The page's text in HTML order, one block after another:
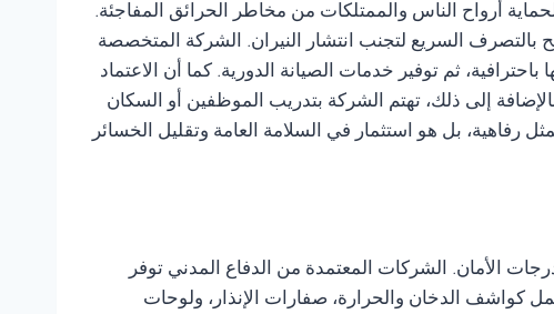
أرواح الناس والممتلكات من مخاطر الحرائق المفاجئة.
السريع لتجنب انتشار النيران. الشركة المتخصصة
ثم توفير خدمات الصيانة الدورية. كما أن الاعتماد
إلى ذلك، تهتم الشركة بتدريب الموظفين أو السكان
رفاهية، بل هو استثمار في السلامة العامة وتقليل الخسائر
الأمان. الشركات المعتمدة من الدفاع المدني توفر
كواشف الدخان والحرارة، صفارات الإنذار، ولوحات